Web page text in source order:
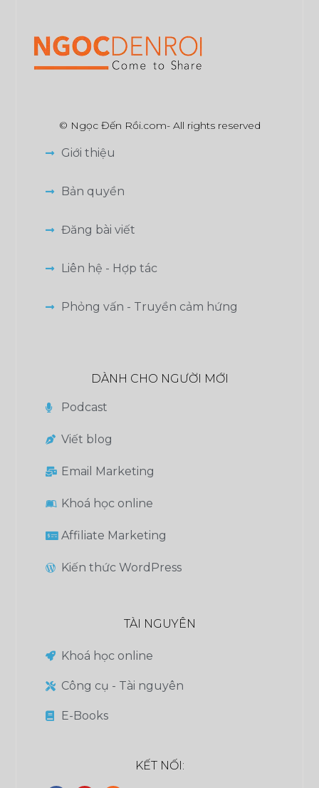
© Ngọc Đến Rồi.com- All rights reserved
Giới thiệu
Bản quyền
Đăng bài viết
Liên hệ - Hợp tác
Phỏng vấn - Truyền cảm hứng
DÀNH CHO NGƯỜI MỚI
Podcast
Viết blog
Email Marketing
Khoá học online
Affiliate Marketing
Kiến thức WordPress
TÀI NGUYÊN
Khoá học online
Công cụ - Tài nguyên
E-Books
KẾT NỐI: